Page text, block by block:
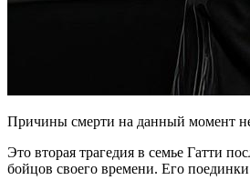
Причины смерти на данный момент
Это вторая трагедия в семье Гатти
бойцов своего времени. Его